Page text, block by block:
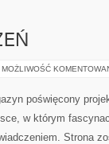
MOŻLIWOŚĆ
poświęcony
w którym
Strona